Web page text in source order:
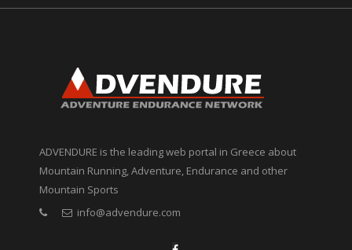
ADVENDURE is the leading web portal in Greece about
Mountain Running, Adventure, Endurance and other
Mountain Sports
info@advendure.com